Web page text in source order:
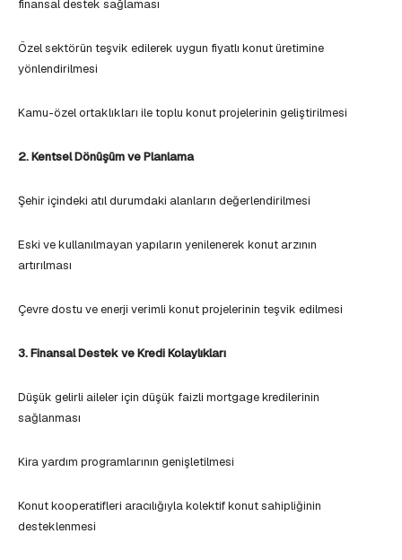
finansal destek sağlaması
Özel sektörün teşvik edilerek uygun fiyatlı konut üretimine
yönlendirilmesi
Kamu-özel ortaklıkları ile toplu konut projelerinin geliştirilmesi
2. Kentsel Dönüşüm ve Planlama
Şehir içindeki atıl durumdaki alanların değerlendirilmesi
Eski ve kullanılmayan yapıların yenilenerek konut arzının
artırılması
Çevre dostu ve enerji verimli konut projelerinin teşvik edilmesi
3. Finansal Destek ve Kredi Kolaylıkları
Düşük gelirli aileler için düşük faizli mortgage kredilerinin
sağlanması
Kira yardım programlarının genişletilmesi
Konut kooperatifleri aracılığıyla kolektif konut sahipliğinin
desteklenmesi